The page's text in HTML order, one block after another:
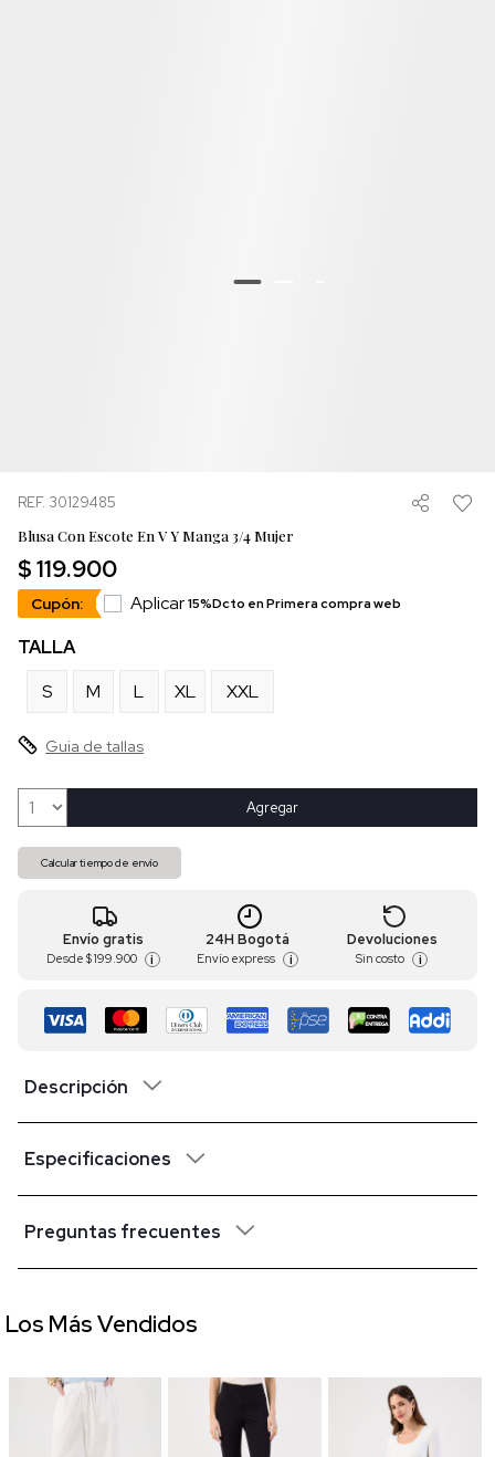
REF. 30129485
Blusa Con Escote En V Y Manga 3/4 Mujer
$ 119.900
Cupón: Aplicar15%Dcto en Primera compra web
TALLA
S
M L XL XXL
Guia de tallas
Agregar
Calcular tiempo de envío
Envío gratis
Desde $ 199.900 i
24H Bogotá
Envío express i
Devoluciones
Sin costo i
Descripción
Especificaciones
Preguntas frecuentes
Los Más Vendidos